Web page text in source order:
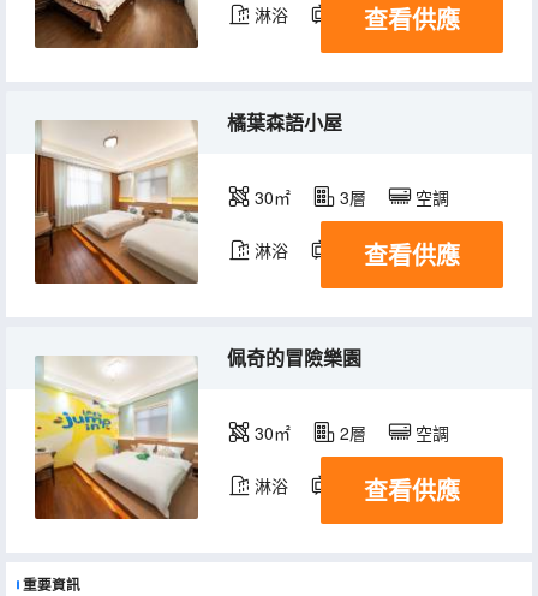
淋浴 電視機
查看供應
橘葉森語小屋
30㎡ 3層 空調
淋浴 電視機
查看供應
佩奇的冒險樂園
30㎡ 2層 空調
淋浴 電視機
查看供應
重要資訊